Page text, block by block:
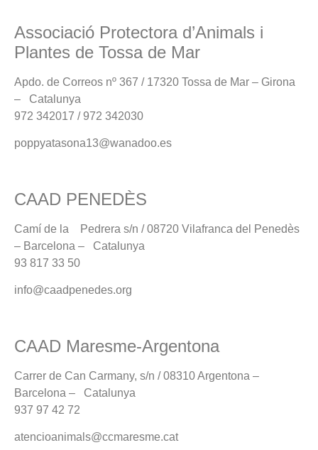
Associació Protectora d’Animals i
Plantes de Tossa de Mar
Apdo. de Correos nº 367 / 17320 Tossa de Mar – Girona
– Catalunya
972 342017 / 972 342030
poppyatasona13@wanadoo.es
CAAD PENEDÈS
Camí de la Pedrera s/n / 08720 Vilafranca del Penedès
– Barcelona – Catalunya
93 817 33 50
info@caadpenedes.org
CAAD Maresme-Argentona
Carrer de Can Carmany, s/n / 08310 Argentona –
Barcelona – Catalunya
937 97 42 72
atencioanimals@ccmaresme.cat